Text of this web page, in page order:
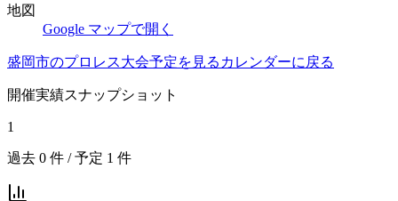
地図
Google マップで開く
盛岡市のプロレス大会予定を見る カレンダーに戻る
開催実績スナップショット
1
過去 0 件 / 予定 1 件